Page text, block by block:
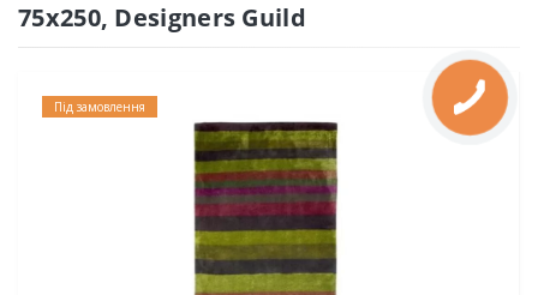
75х250, Designers Guild
Під замовлення